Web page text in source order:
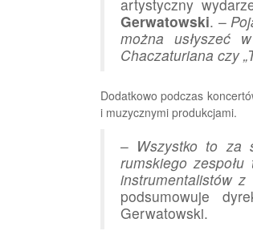
artystyczny
Gerwatowski. –
można usłyszeć
Chaczaturiana czy
Dodatkowo podczas
i muzycznymi produkcjami.
– Wszystko to za
rumskiego
instrumentalistów z
podsumowuje
Gerwatowski.